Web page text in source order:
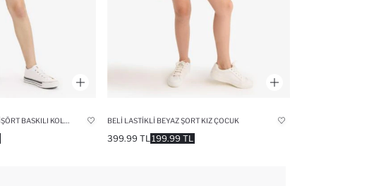
BELI LASTIKLI BEYAZ ŞORT KIZ ÇOCUK
199.99 TL
399.99 TL